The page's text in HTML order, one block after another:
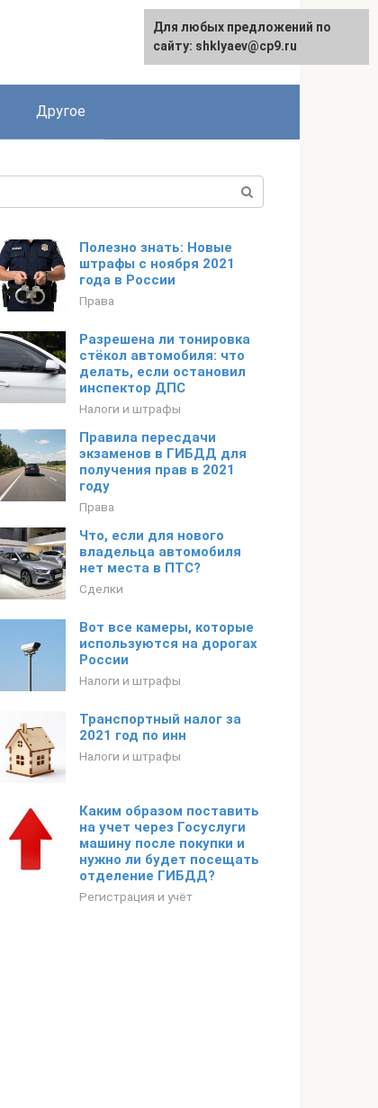
Другое
Полезно знать: Новые
штрафы с ноября 2021
года в России
Права
Разрешена ли тонировка
стёкол автомобиля: что
делать, если остановил
инспектор ДПС
Налоги и штрафы
Правила пересдачи
экзаменов в ГИБДД для
получения прав в 2021
году
Права
Что, если для нового
владельца автомобиля
нет места в ПТС?
Сделки
Вот все камеры, которые
используются на дорогах
России
Налоги и штрафы
Транспортный налог за
2021 год по инн
Налоги и штрафы
Каким образом поставить
на учет через Госуслуги
машину после покупки и
нужно ли будет посещать
отделение ГИБДД?
Регистрация и учёт
Для любых предложений по
сайту: shklyaev@cp9.ru